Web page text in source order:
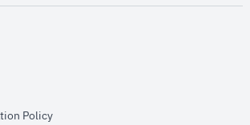
new window
new window
Policyopens in new window